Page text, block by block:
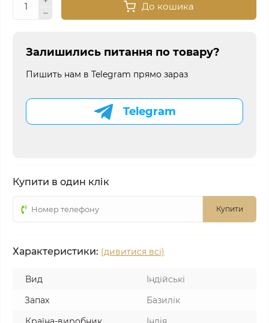
До кошика
Залишились питання по товару?
Пишить нам в Telegram прямо зараз
Telegram
Купити в один клік
Купити
Характеристики: (дивитися всі)
Вид
Індійські
Запах
Базилік